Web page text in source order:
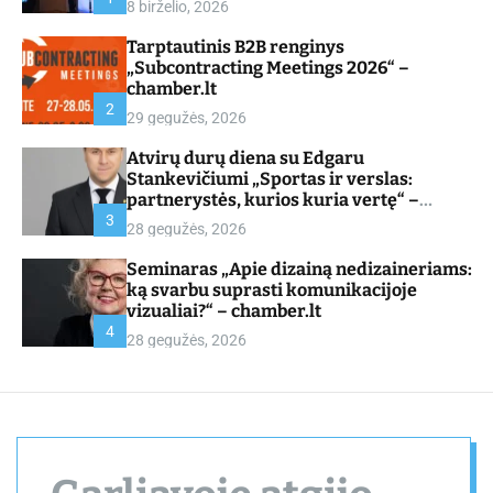
8 birželio, 2026
2
Tarptautinis B2B renginys
„Subcontracting Meetings 2026“ –
chamber.lt
29 gegužės, 2026
3
Atvirų durų diena su Edgaru
Stankevičiumi „Sportas ir verslas:
partnerystės, kurios kuria vertę“ –
chamber.lt
28 gegužės, 2026
4
Seminaras „Apie dizainą nedizaineriams:
ką svarbu suprasti komunikacijoje
vizualiai?“ – chamber.lt
28 gegužės, 2026